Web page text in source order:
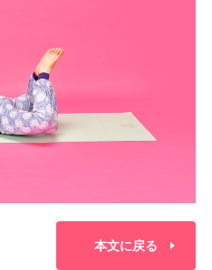
本文に戻る